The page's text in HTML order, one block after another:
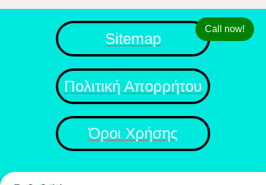
Sitemap
Πολιτική Απορρήτου
Όροι Χρήσης
Call now!